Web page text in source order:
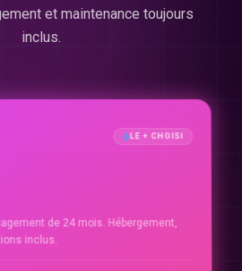
et maintenance toujours
inclus.
LE + CHOISI
de 24 mois. Hébergement,
inclus.